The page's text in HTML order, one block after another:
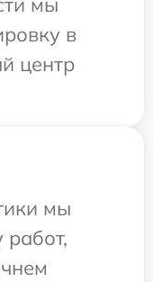
в
центр
мы
работ,